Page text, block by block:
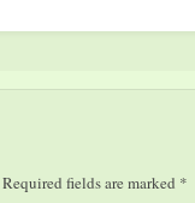
Required fields are marked *